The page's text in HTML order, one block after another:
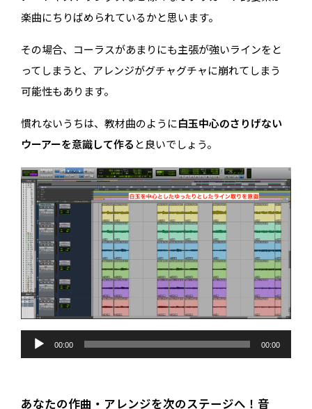
楽曲にちりばめられているかと思います。
その場合、コーラスがあまりにも主張が強いラインをと
ってしまうと、アレンジがグチャグチャに崩れてしまう
可能性もあります。
慣れないうちは、教材曲のように白玉中心のさりげない
ウーアーを意識して作る と良いでしょう。
音
プ
ー
00:00 00:00
あなたの作曲・アレンジを次のステージへ！音